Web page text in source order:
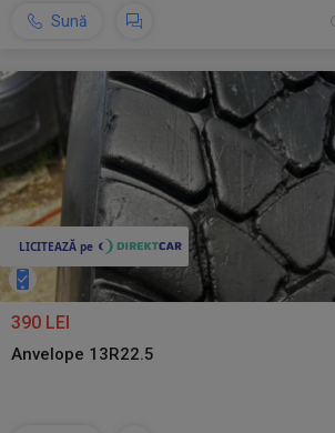
Sună
390 LEI
Anvelope 13R22.5